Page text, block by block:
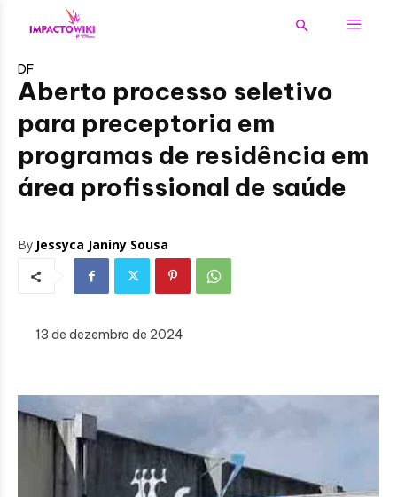
DF
Aberto processo seletivo
para preceptoria em
programas de residência em
área profissional de saúde
By Jessyca Janiny Sousa
13 de dezembro de 2024